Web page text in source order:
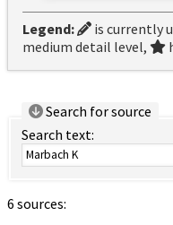
Legend: is currently
medium detail level,
Search for source
Search text:
6 sources: